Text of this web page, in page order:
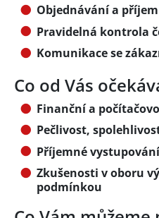
Objednávání a
Pravidelná kontrola
Komunikace se
Co od Vás
Finanční a
Pečlivost,
Příjemné
Zkušenosti v oboru
podmínkou